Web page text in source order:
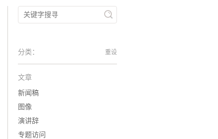
分类： 重设
文章
新闻稿
图像
演讲辞
专题访问